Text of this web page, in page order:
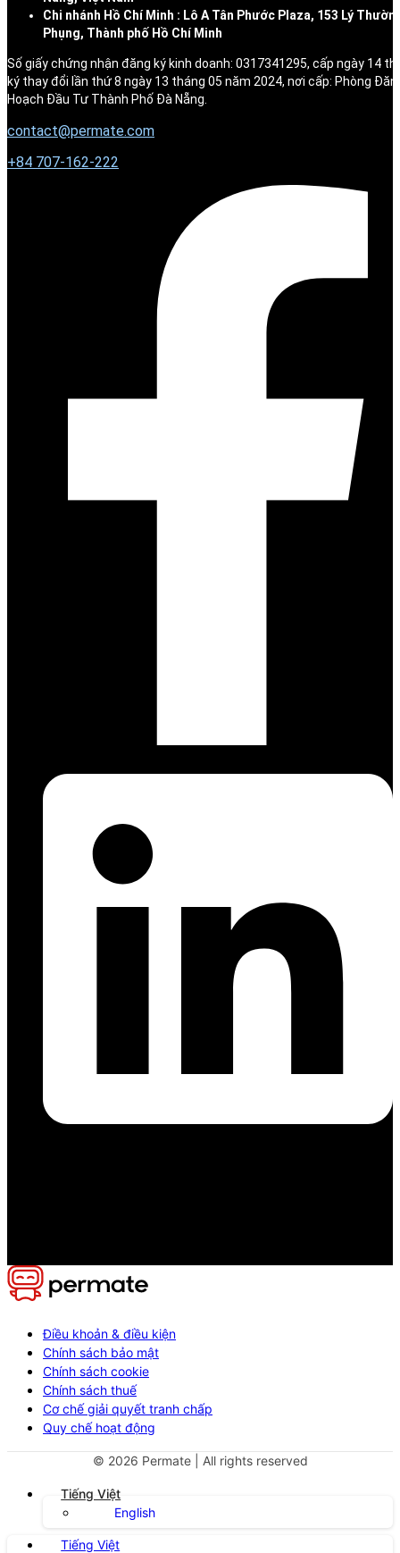
Chi nhánh Hồ Chí Minh : Lô A Tân Phước Plaza, 153 Lý
Phụng, Thành phố Hồ Chí Minh
Số giấy chứng nhận đăng ký kinh doanh: 0317341295, cấp ngày 14
ký thay đổi lần thứ 8 ngày 13 tháng 05 năm 2024, nơi cấp: Phòng
Hoạch Đầu Tư Thành Phố Đà Nẵng.
contact@permate.com
+84 707-162-222
Điều khoản & điều kiện
Chính sách bảo mật
Chính sách cookie
Chính sách thuế
Cơ chế giải quyết tranh chấp
Quy chế hoạt động
© 2026 Permate | All rights reserved
Tiếng Việt
English
Tiếng Việt